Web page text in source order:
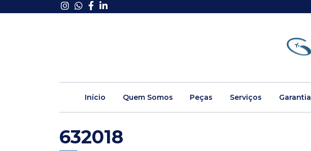
Início Quem Somos Peças Serviços Garantia
632018